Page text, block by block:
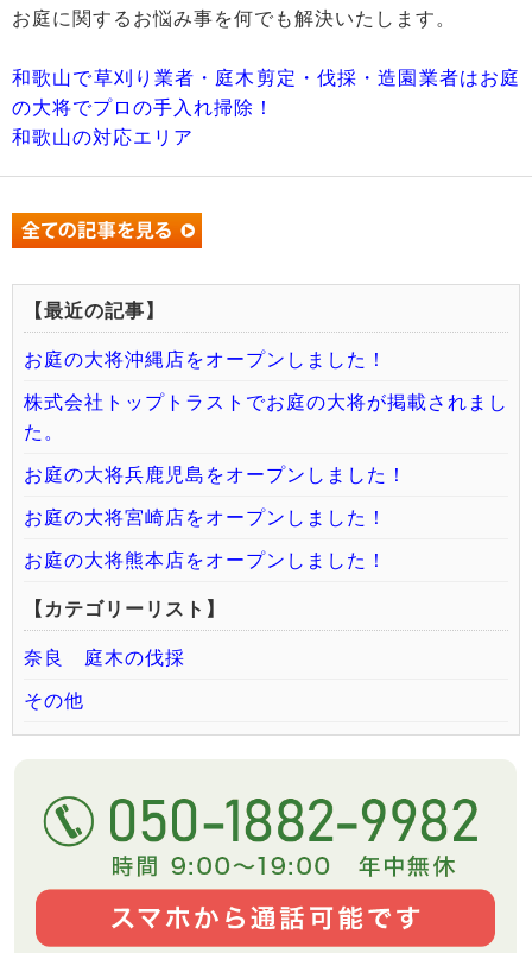
お庭に関するお悩み事を何でも解決いたします。
和歌山で草刈り業者・庭木剪定・伐採・造園業者はお庭
の大将でプロの手入れ掃除！
和歌山の対応エリア
【最近の記事】
お庭の大将沖縄店をオープンしました！
株式会社トップトラストでお庭の大将が掲載されまし
た。
お庭の大将兵鹿児島をオープンしました！
お庭の大将宮崎店をオープンしました！
お庭の大将熊本店をオープンしました！
【カテゴリーリスト】
奈良 庭木の伐採
その他